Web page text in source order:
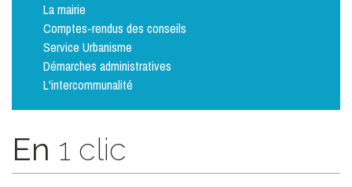
La mairie
Comptes-rendus des conseils
Service Urbanisme
Démarches administratives
L'intercommunalité
En 1 clic